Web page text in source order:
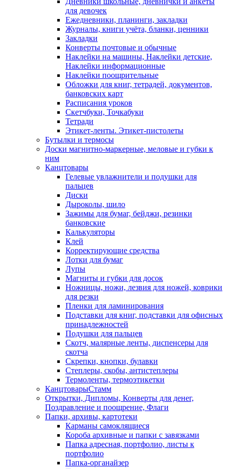
для девочек
Ежедневники, планинги, закладки
Журналы, книги учёта, бланки, ценники
Закладки
Конверты почтовые и обычные
Наклейки на машины, Наклейки детские,
Наклейки информационные
Наклейки поощрительные
Обложки для книг, тетрадей, документов,
банковских карт
Расписания уроков
Скетчбуки, Точкабуки
Тетради
Этикет-ленты. Этикет-пистолеты
Бутылки и термосы
Доски магнитно-маркерные, меловые и губки к
ним
Канцтовары
Гелевые увлажнители и подушки для
пальцев
Диски
Дыроколы, шило
Зажимы для бумаг, бейджи, резинки
банковские
Калькуляторы
Клей
Корректирующие средства
Лотки для бумаг
Лупы
Магниты и губки для досок
Ножницы, ножи, лезвия для ножей, коврики
для резки
Пленки для ламинирования
Подставки для книг, подставки для офисных
принадлежностей
Подушки для пальцев
Скотч, малярные ленты, диспенсеры для
скотча
Скрепки, кнопки, булавки
Степлеры, скобы, антистеплеры
Термоленты, термоэтикетки
КанцтоварыСтамм
Открытки, Дипломы, Конверты для денег,
Поздравление и поощрение, Флаги
Папки, архивы, картотеки
Карманы самоклящиеся
Короба архивные и папки с завязками
Папка адресная, портфолио, листы к
портфолио
Папка-органайзер